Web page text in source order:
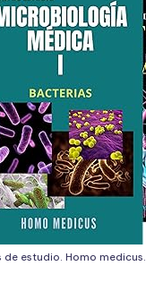
de estudio. Homo medicus.